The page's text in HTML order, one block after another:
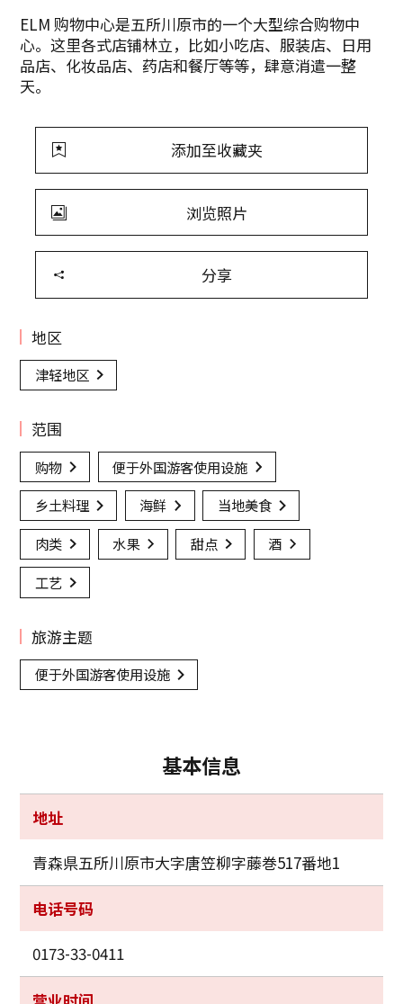
ELM 购物中心是五所川原市的一个大型综合购物中
心。这里各式店铺林立，比如小吃店、服装店、日用
品店、化妆品店、药店和餐厅等等，肆意消遣一整
天。
添加至收藏夹
浏览照片
分享
地区
津轻地区
范围
购物
便于外国游客使用设施
乡土料理
海鲜
当地美食
肉类
水果 甜点
酒
工艺
旅游主题
便于外国游客使用设施
基本信息
地址
青森県五所川原市大字唐笠柳字藤巻517番地1
电话号码
0173-33-0411